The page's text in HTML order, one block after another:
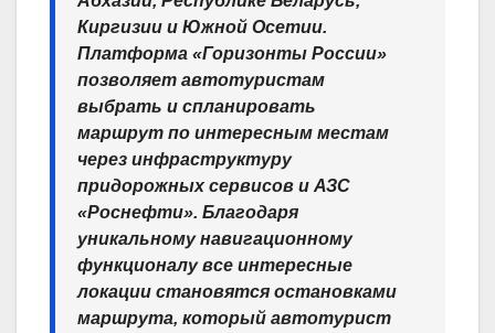
Киргизии и Южной Осетии.
Платформа «Горизонты России»
позволяет автотуристам
выбрать и спланировать
маршрут по интересным местам
через инфраструктуру
придорожных сервисов и АЗС
«Роснефти». Благодаря
уникальному навигационному
функционалу все интересные
локации становятся остановками
маршрута, который автотурист